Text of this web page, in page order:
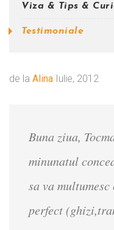
Viza & Tips &
Testimoniale
de la Alina Iulie, 2012
Buna ziua,
minunatul
sa va
perfect